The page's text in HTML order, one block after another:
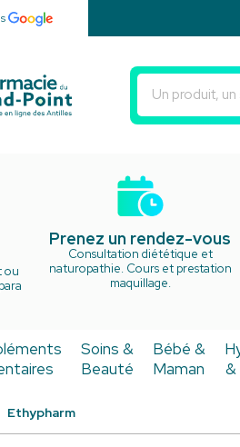
Pharmacie du Rond Point
ou
Prenez un rendez-vous
Consultation diététique et
naturopathie. Cours et prestation
maquillage.
Soins &
Beauté
Bébé &
Maman
&
Ethypharm